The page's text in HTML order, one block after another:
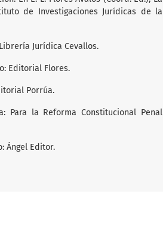
de Investigaciones Jurídicas de la
Jurídica Cevallos.
Editorial Flores.
Porrúa.
Para la Reforma Constitucional Penal
Ángel Editor.